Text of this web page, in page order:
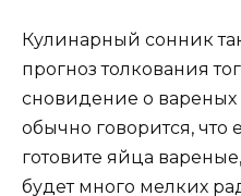
Кулинарный сонник
прогноз толкования
сновидение о вареных
обычно говорится, что
готовите яйца вареные,
будет много мелких